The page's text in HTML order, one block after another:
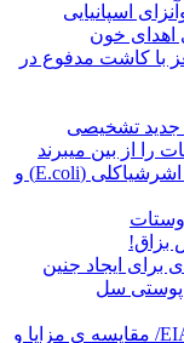
اسپانیایی
با کاشت مدفوع در
تشخیصی
را از بین میبرند
گونه های خطرناک باکتری اشرشیاکلی (E.coli) و
بزاق!
برای ایجاد جنین
پوستی سل
روش های الایزا IEMA و EIA/ مقایسه ی مزایا و